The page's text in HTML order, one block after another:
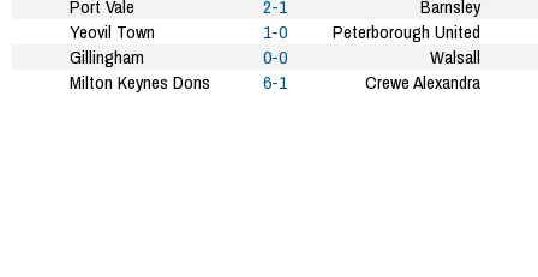
Port Vale
2-1
Barnsley
Yeovil Town
1-0
Peterborough United
Gillingham
0-0
Walsall
Milton Keynes Dons
6-1 Crewe Alexandra